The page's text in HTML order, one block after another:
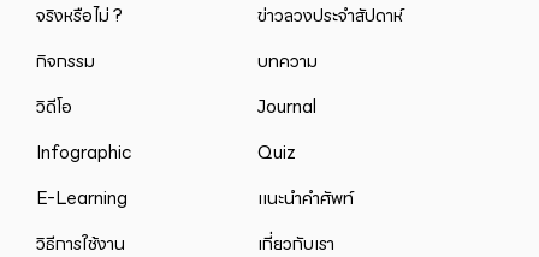
จริงหรือไม่ ?
ข่าวลวงประจำสัปดาห์
กิจกรรม
บทความ
วิดีโอ
Journal
Infographic
Quiz
E-Learning
แนะนำคำศัพท์
วิธีการใช้งาน
เกี่ยวกับเรา